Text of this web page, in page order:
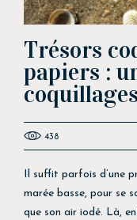
Trésors
papiers :
438
Il suffit parfois d’une
marée basse, pour se
que son air iodé. Là,